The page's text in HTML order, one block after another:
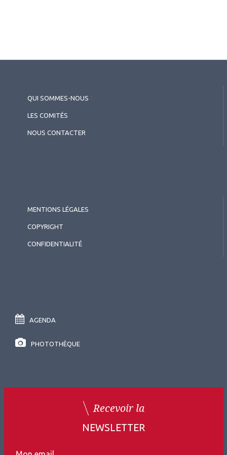
QUI SOMMES-NOUS
LES COMITÉS
NOUS CONTACTER
MENTIONS LÉGALES
COPYRIGHT
CONFIDENTIALITÉ
AGENDA
PHOTOTHÈQUE
Recevoir la
NEWSLETTER